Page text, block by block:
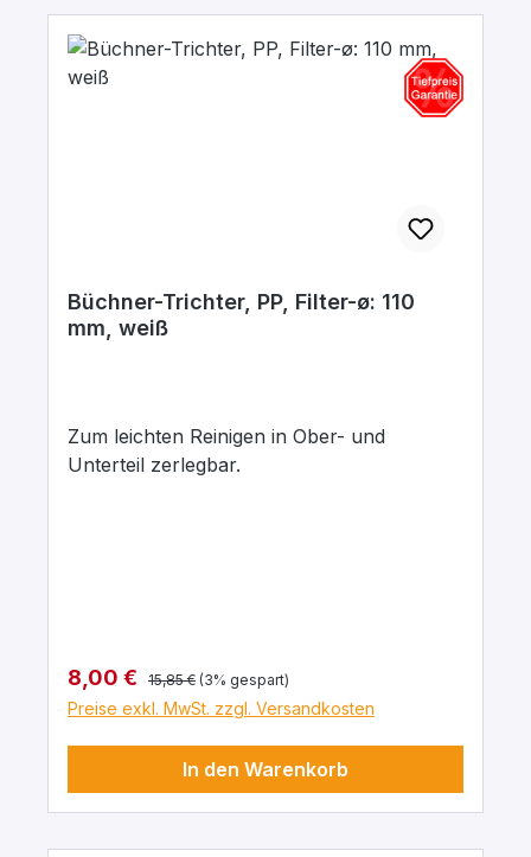
Büchner-Trichter, PP, Filter-ø: 110
mm, weiß
Zum leichten Reinigen in Ober- und
Unterteil zerlegbar.
Verkaufspreis:
8,00 € Regulärer Preis:
15,85 € (3% gespart)
Preise exkl. MwSt. zzgl. Versandkosten
In den Warenkorb